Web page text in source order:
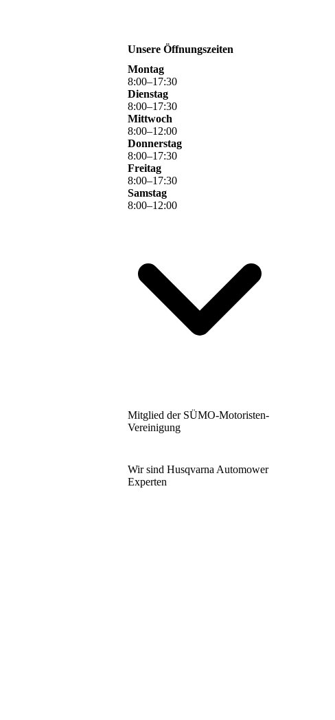
Unsere Öffnungszeiten
Montag
8:00–17:30
Dienstag
8:00–17:30
Mittwoch
8:00–12:00
Donnerstag
8:00–17:30
Freitag
8:00–17:30
Samstag
8:00–12:00
Mitglied der SÜMO-Motoristen-
Vereinigung
Wir sind Husqvarna Automower
Experten